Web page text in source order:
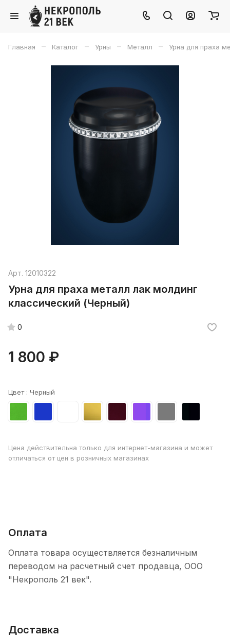
Главная – Каталог – Урны – Металл – Урна для праха
Арт. 12010322
Урна для праха металл лак молдинг
классический (Черный)
0
1 800 ₽
Цвет : Черный
Цена действительна только для интернет-магазина и может
отличаться от цен в розничных магазинах
Оплата
Оплата товара осуществляется безналичным
переводом на расчетный счет продавца, ООО
"Некрополь 21 век".
Доставка